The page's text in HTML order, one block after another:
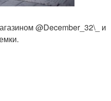
@December_32\_ и